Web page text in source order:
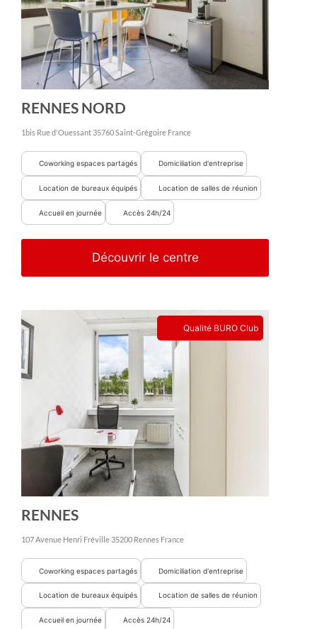
RENNES NORD
1bis Rue d'Ouessant 35760Saint-Grégoire France
Coworking espaces partagés Domiciliation d'entreprise
Location de bureaux équipés Location de salles de réunion
Accueil en journée Accès 24h/24
Découvrir le centre
Qualité BURO Club
RENNES
107 Avenue Henri Fréville 35200 Rennes France
Coworking espaces partagés Domiciliation d'entreprise
Location de bureaux équipés Location de salles de réunion
Accueil en journée Accès 24h/24